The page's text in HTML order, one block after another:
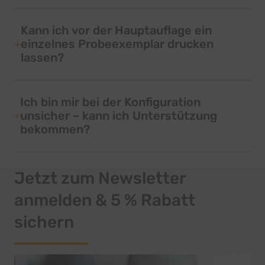
Kann ich vor der Hauptauflage ein
einzelnes Probeexemplar drucken
lassen?
Ich bin mir bei der Konfiguration
unsicher – kann ich Unterstützung
bekommen?
Jetzt zum Newsletter
anmelden & 5 % Rabatt
sichern